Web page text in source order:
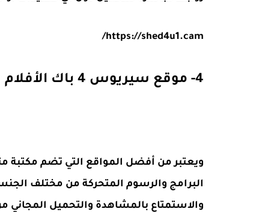
https://shed4u1.cam/
4- موقع سيريوس 4 باك الأفلام والمسلسلات
ويعتبر من أفضل المواقع التي تضم مكتبة
البرامج والرسوم المتحركة من مختلف
والاستمتاع بالمشاهدة والتحميل